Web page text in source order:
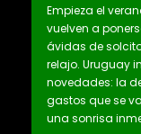
Empieza el
vuelven a
ávidas de
relajo. Uruguay
novedades: la
gastos que se
una sonrisa